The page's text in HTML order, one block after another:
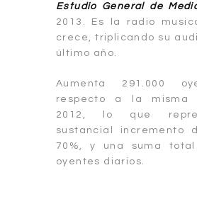
Estudio General de
2013. Es la radio
crece, triplicando su
último año.
Aumenta 291.000
respecto a la misma
2012, lo que
sustancial incremento
70%, y una suma
oyentes diarios.